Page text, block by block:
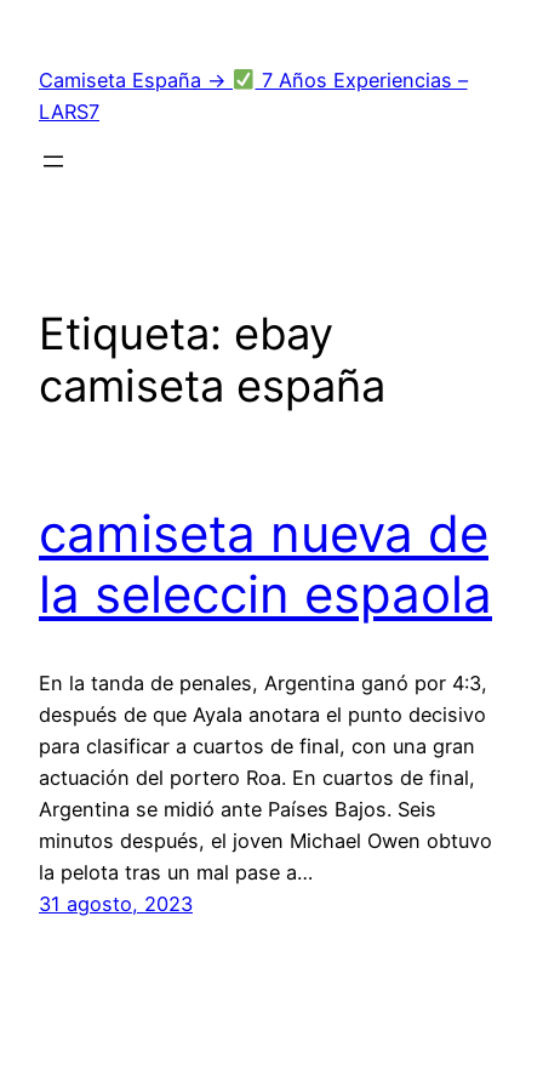
contenido
Camiseta España →
7 Años Experiencias –
LARS7
Etiqueta: ebay
camiseta españa
camiseta nueva de
la seleccin espaola
En la tanda de penales, Argentina ganó por 4:3,
después de que Ayala anotara el punto decisivo
para clasificar a cuartos de final, con una gran
actuación del portero Roa. En cuartos de final,
Argentina se midió ante Países Bajos. Seis
minutos después, el joven Michael Owen obtuvo
la pelota tras un mal pase a…
31 agosto, 2023